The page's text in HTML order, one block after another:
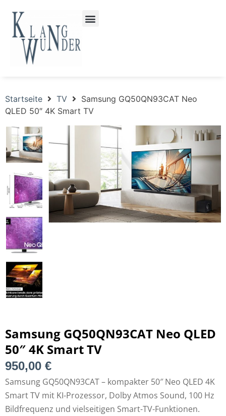
Startseite TV
Samsung GQ50QN93CAT Neo
QLED 50″ 4K Smart TV
Samsung GQ50QN93CAT Neo QLED
50″ 4K Smart TV
950,00 €
Samsung GQ50QN93CAT – kompakter 50″ Neo QLED 4K
Smart TV mit KI-Prozessor, Dolby Atmos Sound, 100 Hz
Bildfrequenz und vielseitigen Smart-TV-Funktionen.